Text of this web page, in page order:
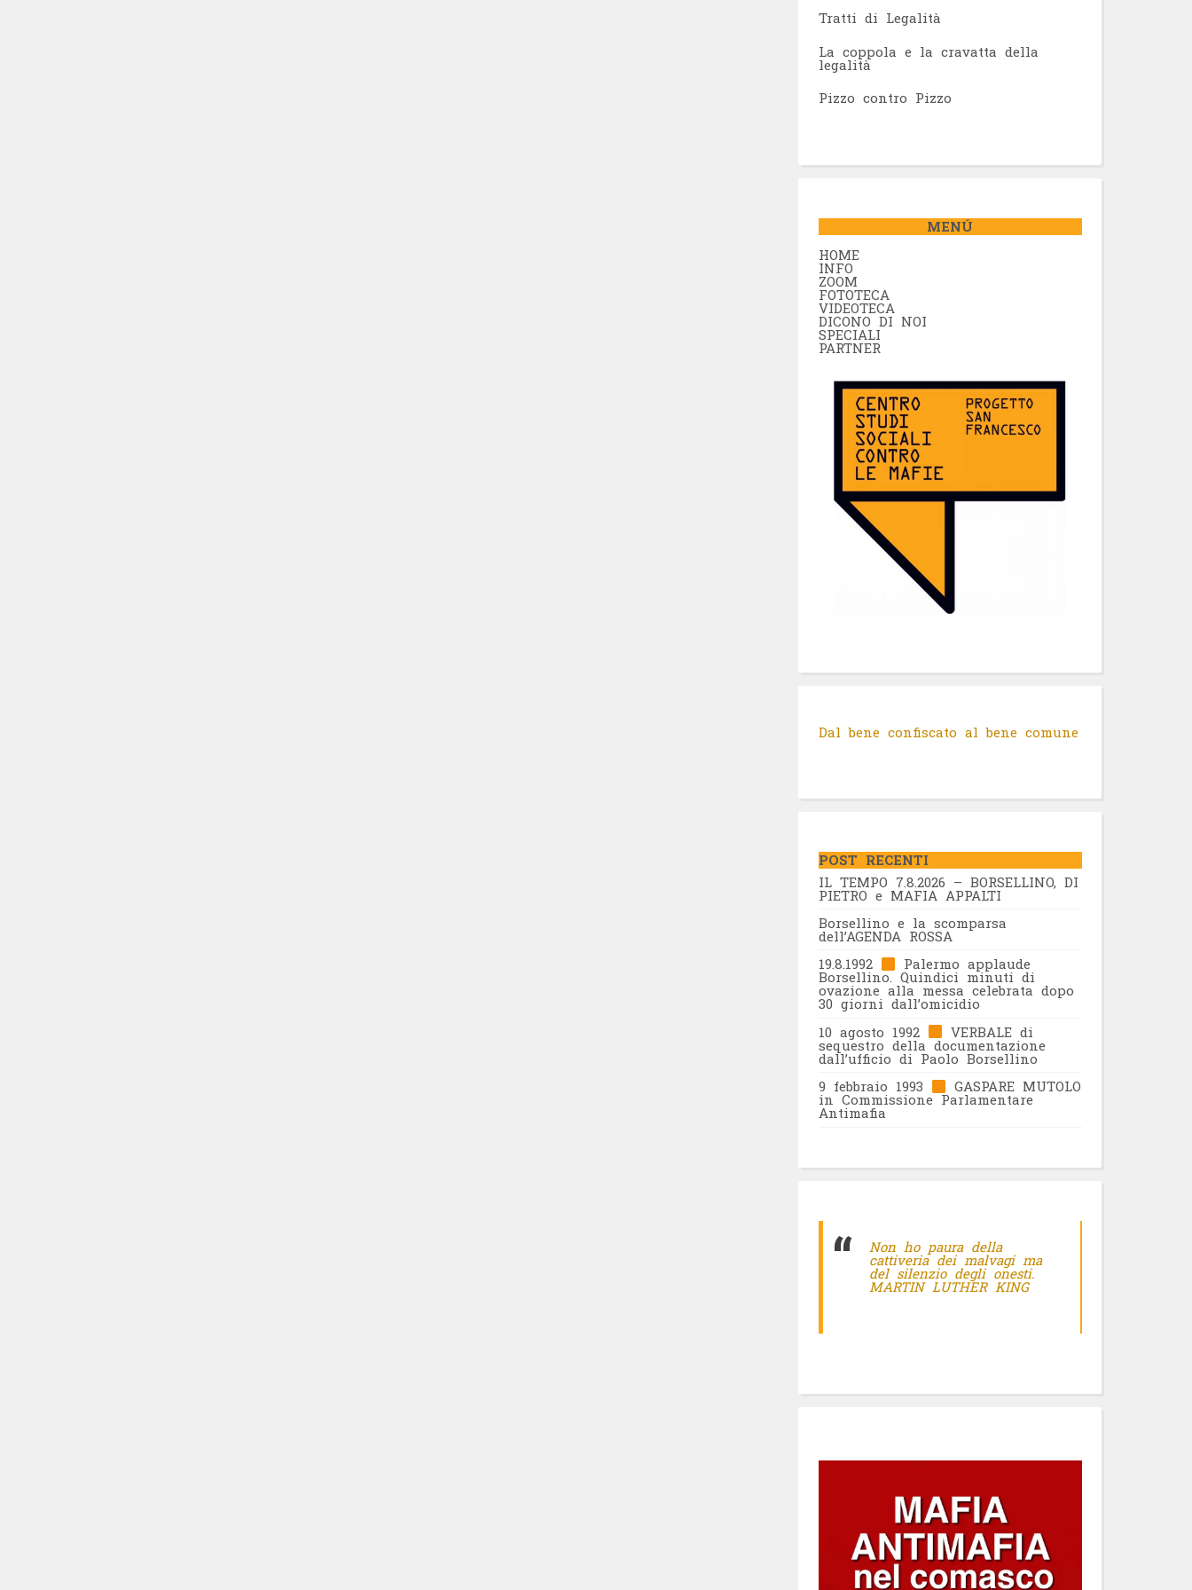
Tratti di Legalità
La coppola e la cravatta della
legalità
Pizzo contro Pizzo
MENÚ
HOME
INFO
ZOOM
FOTOTECA
VIDEOTECA
DICONO DI NOI
SPECIALI
PARTNER
Dal bene confiscato al bene comune
POST RECENTI
IL TEMPO 7.8.2026 – BORSELLINO, DI
PIETRO e MAFIA APPALTI
Borsellino e la scomparsa
dell’AGENDA ROSSA
19.8.1992
Palermo applaude
Borsellino. Quindici minuti di
ovazione alla messa celebrata dopo
30 giorni dall’omicidio
10 agosto 1992
VERBALE di
sequestro della documentazione
dall’ufficio di Paolo Borsellino
9 febbraio 1993
GASPARE MUTOLO
in Commissione Parlamentare
Antimafia
Non ho paura della
cattiveria dei malvagi ma
del silenzio degli onesti.
MARTIN LUTHER KING